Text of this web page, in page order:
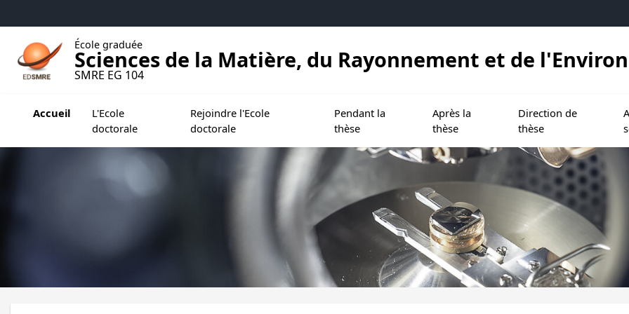
École graduée
Sciences de la Matière, du Rayonnement et de
SMRE EG 104
Accueil
L'Ecole
doctorale
Rejoindre l'Ecole
doctorale
Pendant la
thèse
Après la
thèse
Direction de
thèse